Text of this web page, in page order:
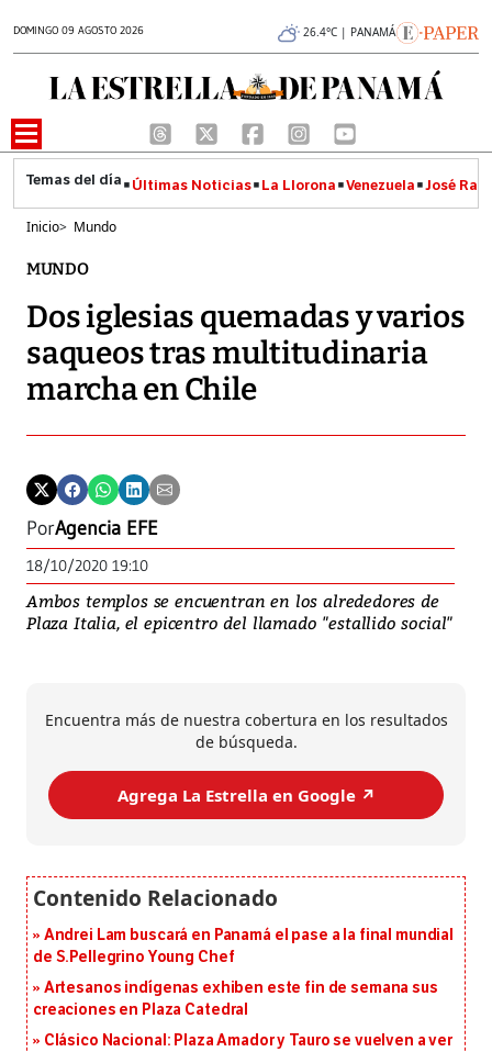
DOMINGO 09 AGOSTO 2026 26.4°C | PANAMÁ
Últimas Noticias La Llorona Venezuela José
Inicio> Mundo
MUNDO
Dos iglesias quemadas y varios
saqueos tras multitudinaria
marcha en Chile
PorAgencia EFE
18/10/2020 19:10
Ambos templos se encuentran en los alrededores de
Plaza Italia, el epicentro del llamado "estallido social"
Encuentra más de nuestra cobertura en los resultados
de búsqueda.
Agrega La Estrella en Google ↗️
Andrei Lam buscará en Panamá el pase a la final mundial
de S.Pellegrino Young Chef
Artesanos indígenas exhiben este fin de semana sus
creaciones en Plaza Catedral
Clásico Nacional: Plaza Amador y Tauro se vuelven a ver